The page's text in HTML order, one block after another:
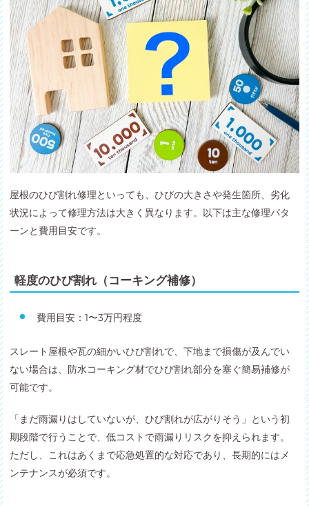
屋根のひび割れ修理といっても、ひびの大きさや発生箇所、劣化
状況によって修理方法は大きく異なります。以下は主な修理パタ
ーンと費用目安です。
軽度のひび割れ（コーキング補修）
費用目安：1〜3万円程度
スレート屋根や瓦の細かいひび割れで、下地まで損傷が及んでい
ない場合は、防水コーキング材でひび割れ部分を塞ぐ簡易補修が
可能です。
「まだ雨漏りはしていないが、ひび割れが広がりそう」という初
期段階で行うことで、低コストで雨漏りリスクを抑えられます。
ただし、これはあくまで応急処置的な対応であり、長期的にはメ
ンテナンスが必須です。